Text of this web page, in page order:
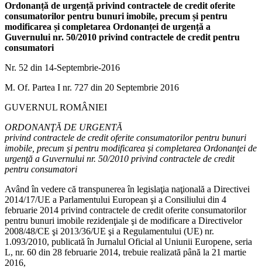
Ordonanță de urgență privind contractele de credit oferite
consumatorilor pentru bunuri imobile, precum și pentru
modificarea și completarea Ordonanței de urgență a
Guvernului nr. 50/2010 privind contractele de credit pentru
consumatori
Nr. 52 din 14-Septembrie-2016
M. Of. Partea I nr. 727 din 20 Septembrie 2016
GUVERNUL ROMÂNIEI
ORDONANŢĂ DE URGENTĂ
privind contractele de credit oferite consumatorilor pentru bunuri
imobile, precum şi pentru modificarea şi completarea Ordonanţei de
urgenţă a Guvernului nr. 50/2010 privind contractele de credit
pentru consumatori
Având în vedere că transpunerea în legislaţia naţională a Directivei
2014/17/UE a Parlamentului European şi a Consiliului din 4
februarie 2014 privind contractele de credit oferite consumatorilor
pentru bunuri imobile rezidenţiale şi de modificare a Directivelor
2008/48/CE şi 2013/36/UE şi a Regulamentului (UE) nr.
1.093/2010, publicată în Jurnalul Oficial al Uniunii Europene, seria
L, nr. 60 din 28 februarie 2014, trebuie realizată până la 21 martie
2016,